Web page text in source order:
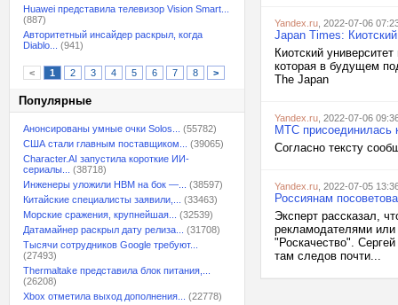
Huawei представила телевизор Vision Smart...
(887)
Авторитетный инсайдер раскрыл, когда
Diablo...
(941)
< 1 2 3 4 5 6 7 8 >
Популярные
Анонсированы умные очки Solos...
(55782)
США стали главным поставщиком...
(39065)
Character.AI запустила короткие ИИ-
сериалы...
(38718)
Инженеры уложили HBM на бок —...
(38597)
Китайские специалисты заявили,...
(33463)
Морские сражения, крупнейшая...
(32539)
Датамайнер раскрыл дату релиза...
(31708)
Тысячи сотрудников Google требуют...
(27493)
Thermaltake представила блок питания,...
(26208)
Xbox отметила выход дополнения...
(22778)
Yandex.ru , 2022-07-06
Japan Times:
Киотский
которая в будущем
The Japan
Yandex.ru , 2022-07-06
МТС присоединилась
Согласно тексту
Yandex.ru , 2022-07-05
Россиянам
Эксперт рассказал,
рекламодателями
"Роскачество".
там следов почти...